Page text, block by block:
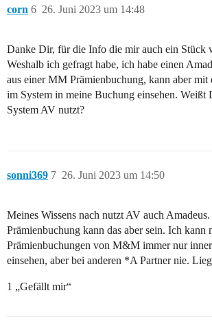
corn 26. Juni 2023 um 14:48
6
Danke Dir, für die Info die mir auch ein Stück
Weshalb ich gefragt habe, ich habe einen
aus einer MM Prämienbuchung, kann aber
im System in meine Buchung einsehen. Weißt
System AV nutzt?
sonni369 26. Juni 2023 um 14:50
7
Meines Wissens nach nutzt AV auch
Prämienbuchung kann das aber sein. Ich kann
Prämienbuchungen von M&M immer nur
einsehen, aber bei anderen *A Partner nie.
1 „Gefällt mir“